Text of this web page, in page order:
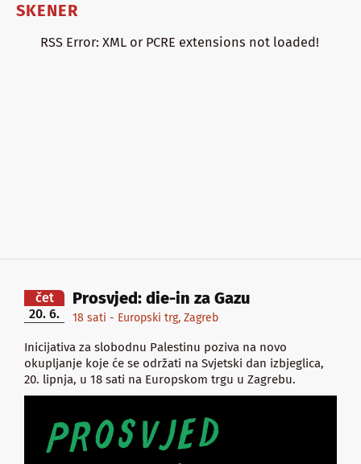
SKENER
RSS Error: XML or PCRE extensions not loaded!
čet
20. 6.
Prosvjed: die-in za Gazu
18 sati - Europski trg, Zagreb
Inicijativa za slobodnu Palestinu poziva na novo
okupljanje koje će se održati na Svjetski dan izbjeglica,
20. lipnja, u 18 sati na Europskom trgu u Zagrebu.